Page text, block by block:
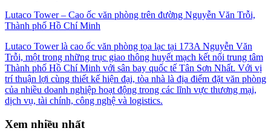
Lutaco Tower – Cao ốc văn phòng trên đường Nguyễn Văn Trỗi,
Thành phố Hồ Chí Minh
Lutaco Tower là cao ốc văn phòng tọa lạc tại 173A Nguyễn Văn
Trỗi, một trong những trục giao thông huyết mạch kết nối trung tâm
Thành phố Hồ Chí Minh với sân bay quốc tế Tân Sơn Nhất. Với vị
trí thuận lợi cùng thiết kế hiện đại, tòa nhà là địa điểm đặt văn phòng
của nhiều doanh nghiệp hoạt động trong các lĩnh vực thương mại,
dịch vụ, tài chính, công nghệ và logistics.
Xem nhiều nhất